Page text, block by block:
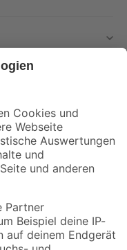
mehr verpassen!